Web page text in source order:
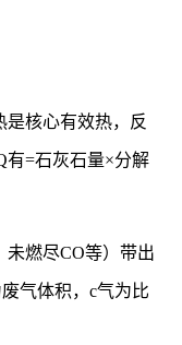
是核心有效热，反
有=石灰石量×分解
未燃尽CO等）带出
气体积，c气为比